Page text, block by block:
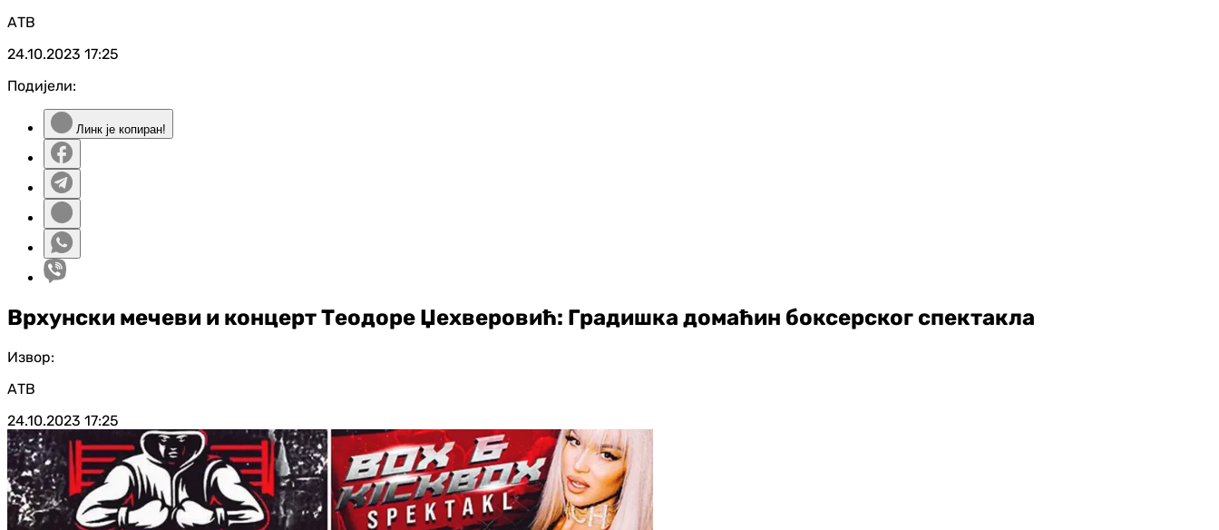
АТВ
24.10.2023 17:25
Подијели:
Линк је копиран!
Врхунски мечеви и концерт Теодоре Џехверовић: Градишка домаћин боксерског спектакла
Извор:
АТВ
24.10.2023 17:25